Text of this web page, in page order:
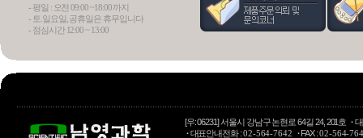
- 평일 : 오전 09:00 ~18:00 까지
- 토.일요일, 공휴일은 휴무입니다
- 점심시간 12:00 ~ 13:00
[우: 06231] 서울시 강남구 논현로 64길 24, 201호·
·대표안내전화 :02-564-7642 ·FAX :02-564-